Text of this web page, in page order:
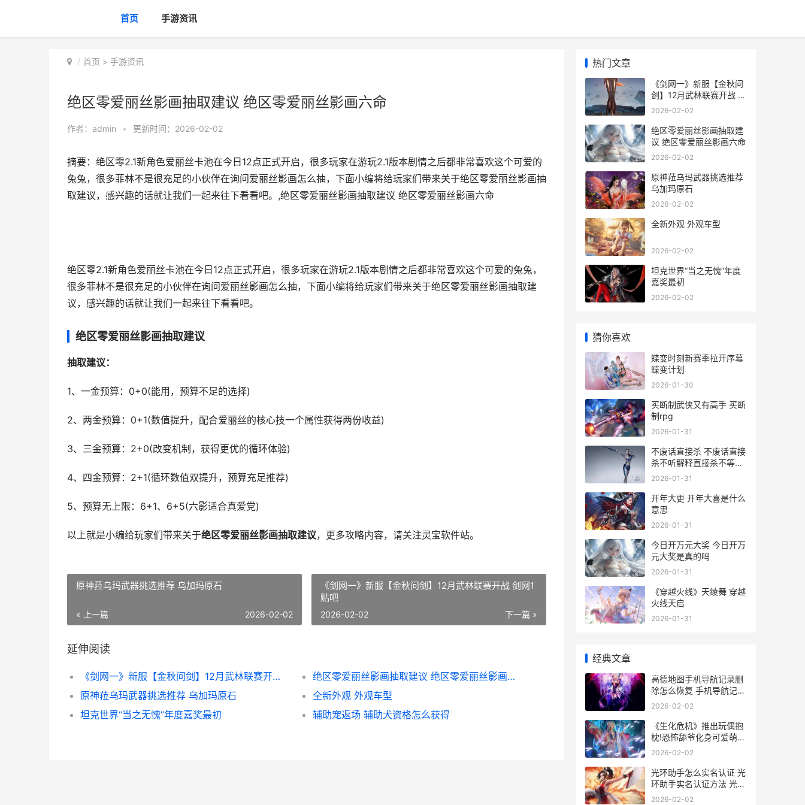
首页 手游资讯
首页 > 手游资讯
绝区零爱丽丝影画抽取建议 绝区零爱丽丝影画六命
作者： admin • 更新时间：2026-02-02
摘要：绝区零2.1新角色爱丽丝卡池在今日12点正式开启，很多玩家在游玩2.1版本剧情之后都非常喜欢这个可爱的
兔兔，很多菲林不是很充足的小伙伴在询问爱丽丝影画怎么抽，下面小编将给玩家们带来关于绝区零爱丽丝影画抽
取建议，感兴趣的话就让我们一起来往下看看吧。,绝区零爱丽丝影画抽取建议 绝区零爱丽丝影画六命
绝区零2.1新角色爱丽丝卡池在今日12点正式开启，很多玩家在游玩2.1版本剧情之后都非常喜欢这个可爱的兔兔，
很多菲林不是很充足的小伙伴在询问爱丽丝影画怎么抽，下面小编将给玩家们带来关于绝区零爱丽丝影画抽取建
议，感兴趣的话就让我们一起来往下看看吧。
绝区零爱丽丝影画抽取建议
抽取建议：
1、一金预算：0+0(能用，预算不足的选择)
2、两金预算：0+1(数值提升，配合爱丽丝的核心技一个属性获得两份收益)
3、三金预算：2+0(改变机制，获得更优的循环体验)
4、四金预算：2+1(循环数值双提升，预算充足推荐)
5、预算无上限：6+1、6+5(六影适合真爱党)
以上就是小编给玩家们带来关于绝区零爱丽丝影画抽取建议，更多攻略内容，请关注灵宝软件站。
原神菈乌玛武器挑选推荐 乌加玛原石
« 上一篇 2026-02-02
《剑网一》新服【金秋问剑】12月武林联赛开战 剑网1
贴吧
下一篇 »
2026-02-02
延伸阅读
《剑网一》新服【金秋问剑】12月武林联赛开战 剑网1贴吧
绝区零爱丽丝影画抽取建议 绝区零爱丽丝影画六命
原神菈乌玛武器挑选推荐 乌加玛原石
全新外观 外观车型
坦克世界“当之无愧”年度嘉奖最初
辅助宠返场 辅助犬资格怎么获得
热门文章
《剑网一》新服【金秋问
剑】12月武林联赛开战 剑
网1贴吧
2026-02-02
绝区零爱丽丝影画抽取建
议 绝区零爱丽丝影画六命
2026-02-02
原神菈乌玛武器挑选推荐
乌加玛原石
2026-02-02
全新外观 外观车型
2026-02-02
坦克世界“当之无愧”年度
嘉奖最初
2026-02-02
猜你喜欢
蝶变时刻新赛季拉开序幕
蝶变计划
2026-01-30
买断制武侠又有高手 买断
制rpg
2026-01-31
不废话直接杀 不废话直接
杀不听解释直接杀不等说
话直接杀
2026-01-31
开年大更 开年大喜是什么
意思
2026-01-31
今日开万元大奖 今日开万
元大奖是真的吗
2026-01-31
《穿越火线》天绫舞 穿越
火线天启
2026-01-31
经典文章
高德地图手机导航记录删
除怎么恢复 手机导航记录
删除恢复方法 下载导航高
2026-02-02
《生化危机》推出玩偶抱
枕!恐怖舔爷化身可爱萌物
生化危机讲啥
2026-02-02
光环助手怎么实名认证 光
环助手实名认证方法 光环
助手怎么进去
2026-02-02